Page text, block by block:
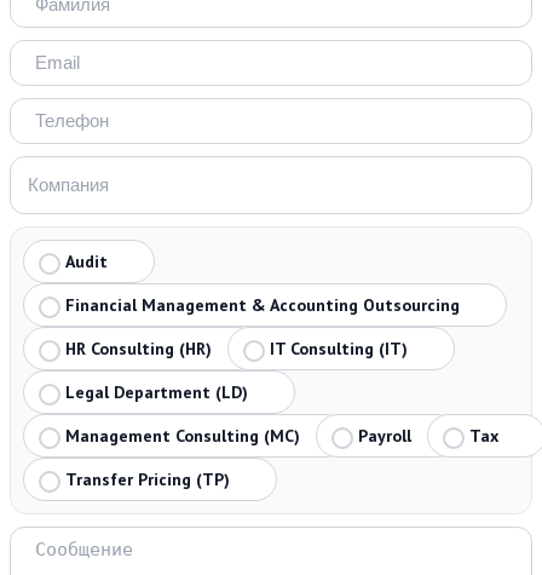
Audit
Financial Management & Accounting Outsourcing
HR Consulting (HR)
IT Consulting (IT)
Legal Department (LD)
Management Consulting (MC)
Payroll
Tax
Transfer Pricing (TP)